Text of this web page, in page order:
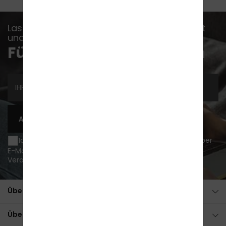
Lassen Sie sich kein Ereignis, keine Nachricht
und keinen Ratschlag entgehen...
Für Newsletter anmelden
ABONNIEREN
Ich möchte über Neuigkeiten und Sonderangebote per
E-Mail informiert werden und bin damit einverstanden
Verarbeitung von personenbezogenen Daten
Über den Kauf
Über Produkte